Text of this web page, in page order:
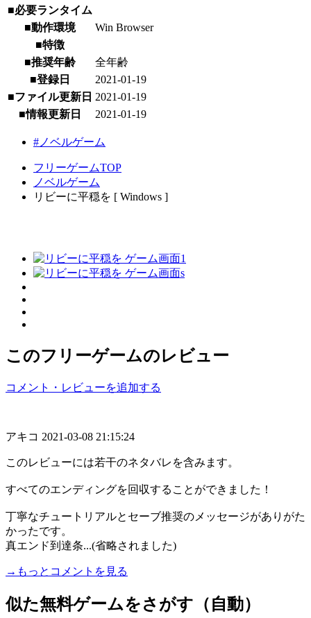
■必要ランタイム
■動作環境
Win Browser
■特徴
■推奨年齢
全年齢
■登録日
2021-01-19
■ファイル更新日 2021-01-19
■情報更新日
2021-01-19
#ノベルゲーム
フリーゲームTOP
ノベルゲーム
リビーに平穏を [ Windows ]
このフリーゲームのレビュー
コメント・レビューを追加する
アキコ 2021-03-08 21:15:24
このレビューには若干のネタバレを含みます。
すべてのエンディングを回収することができました！
丁寧なチュートリアルとセーブ推奨のメッセージがありがた
かったです。
真エンド到達条...(省略されました)
→もっとコメントを見る
似た無料ゲームをさがす（自動）